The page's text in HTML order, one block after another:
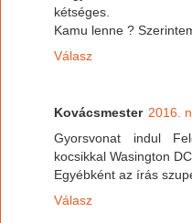
kétséges.
Kamu lenne ?
Válasz
Kovácsmester 2016.
Gyorsvonat indul
kocsikkal Wasington
Egyébként az írás
Válasz